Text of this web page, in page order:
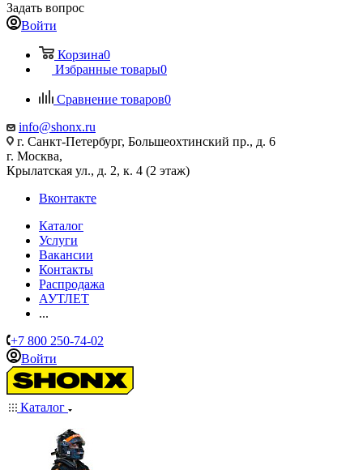
Задать вопрос
Войти
Корзина0
Избранные товары0
Сравнение товаров0
info@shonx.ru
г. Санкт-Петербург, Большеохтинский пр., д. 6
г. Москва,
Крылатская ул., д. 2, к. 4 (2 этаж)
Вконтакте
Каталог
Услуги
Вакансии
Контакты
Распродажа
АУТЛЕТ
...
+7 800 250-74-02
Войти
Каталог